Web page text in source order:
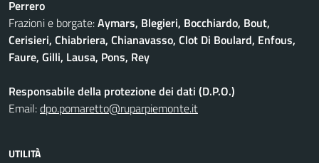
Perrero
Frazioni e borgate:Aymars, Blegieri, Bocchiardo, Bout,
Cerisieri, Chiabriera, Chianavasso, Clot Di Boulard, Enfous,
Faure, Gilli, Lausa, Pons, Rey
Responsabile della protezione dei dati (D.P.O.)
Email:dpo.pomaretto@ruparpiemonte.it
UTILITÀ